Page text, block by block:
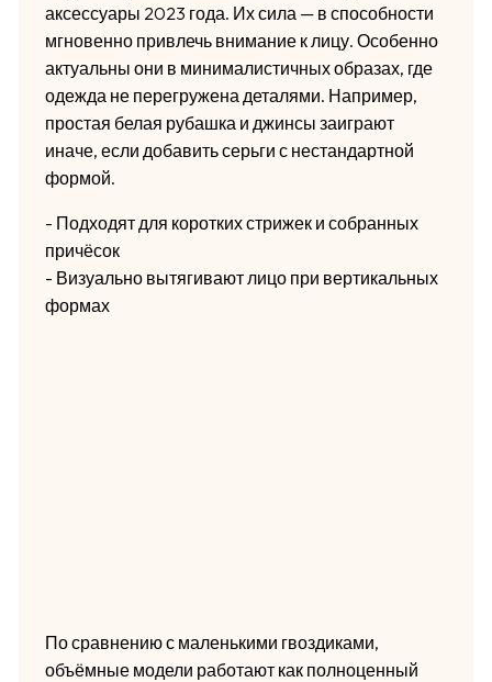
аксессуары 2023 года. Их сила — в способности
мгновенно привлечь внимание к лицу. Особенно
актуальны они в минималистичных образах, где
одежда не перегружена деталями. Например,
простая белая рубашка и джинсы заиграют
иначе, если добавить серьги с нестандартной
формой.
- Подходят для коротких стрижек и собранных
причёсок
- Визуально вытягивают лицо при вертикальных
формах
По сравнению с маленькими гвоздиками,
объёмные модели работают как полноценный